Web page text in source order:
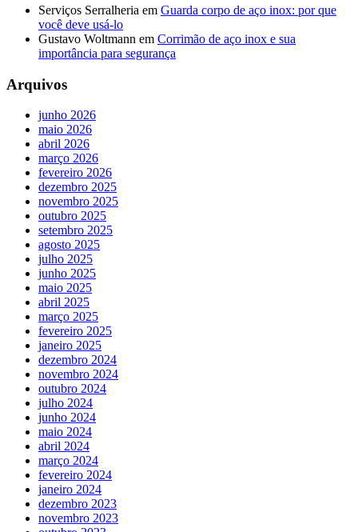
Serviços Serralheria em Guarda corpo de aço inox: por que
você deve usá-lo
Gustavo Woltmann em Corrimão de aço inox e sua
importância para segurança
Arquivos
junho 2026
maio 2026
abril 2026
março 2026
fevereiro 2026
dezembro 2025
novembro 2025
outubro 2025
setembro 2025
agosto 2025
julho 2025
junho 2025
maio 2025
abril 2025
março 2025
fevereiro 2025
janeiro 2025
dezembro 2024
novembro 2024
outubro 2024
julho 2024
junho 2024
maio 2024
abril 2024
março 2024
fevereiro 2024
janeiro 2024
dezembro 2023
novembro 2023